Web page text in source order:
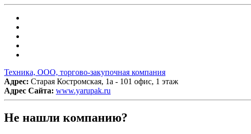
Техника, ООО, торгово-закупочная компания
Адрес: Старая Костромская, 1а - 101 офис, 1 этаж
Адрес Сайта: www.yarupak.ru
Не нашли компанию?